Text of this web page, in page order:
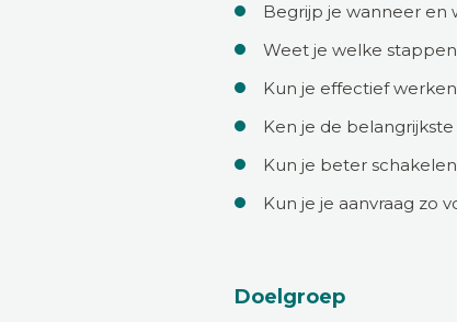
Begrijp je wanneer en
Weet je welke
Kun je effectief
Ken je de
Kun je beter
Kun je je aanvraag zo
Doelgroep